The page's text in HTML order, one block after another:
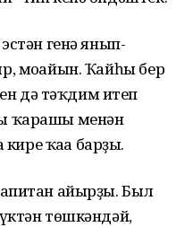
генә янып-
моғайын. Ҡайһы бер
дә тәҡдим итеп
ҡарашы менән
ҡаға барҙы.
айырҙы. Был
төшкәндәй,